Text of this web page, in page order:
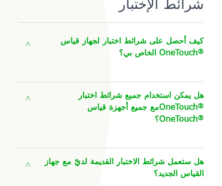
شرائط الإختبار
كيف أحصل على شرائط اختبار لجهاز قياس
®OneTouch الخاص بي؟
هل يمكن استخدام جميع شرائط اختبار
OneTouch®
مع جميع أجهزة قياس
OneTouch® ؟
هل ستعمل شرائط الاختبار القديمة لديّ مع جهاز
القياس الجديد؟